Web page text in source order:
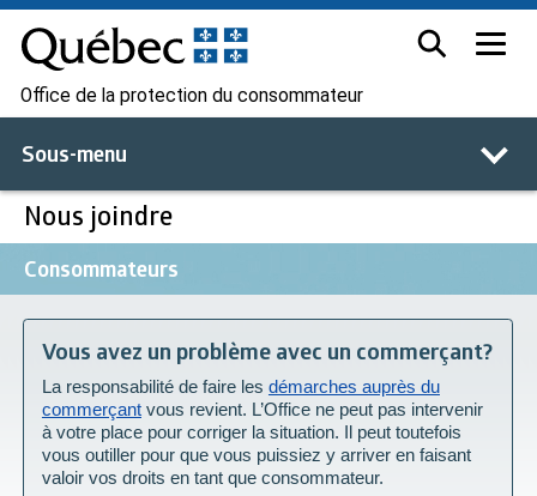
Office de la protection du consommateur
Sous-menu
Nous joindre
Consommateurs
Vous avez un problème avec un commerçant?
La responsabilité de faire les démarches auprès du
commerçantvous revient. L’Office ne peut pas intervenir
à votre place pour corriger la situation. Il peut toutefois
vous outiller pour que vous puissiez y arriver en faisant
valoir vos droits en tant que consommateur.